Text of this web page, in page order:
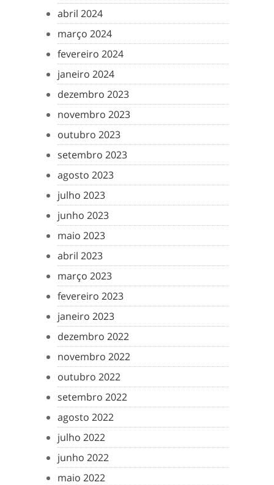
abril 2024
março 2024
fevereiro 2024
janeiro 2024
dezembro 2023
novembro 2023
outubro 2023
setembro 2023
agosto 2023
julho 2023
junho 2023
maio 2023
abril 2023
março 2023
fevereiro 2023
janeiro 2023
dezembro 2022
novembro 2022
outubro 2022
setembro 2022
agosto 2022
julho 2022
junho 2022
maio 2022